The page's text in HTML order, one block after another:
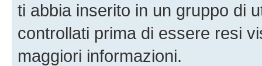
ti abbia inserito in un gruppo di
controllati prima di essere resi
maggiori informazioni.